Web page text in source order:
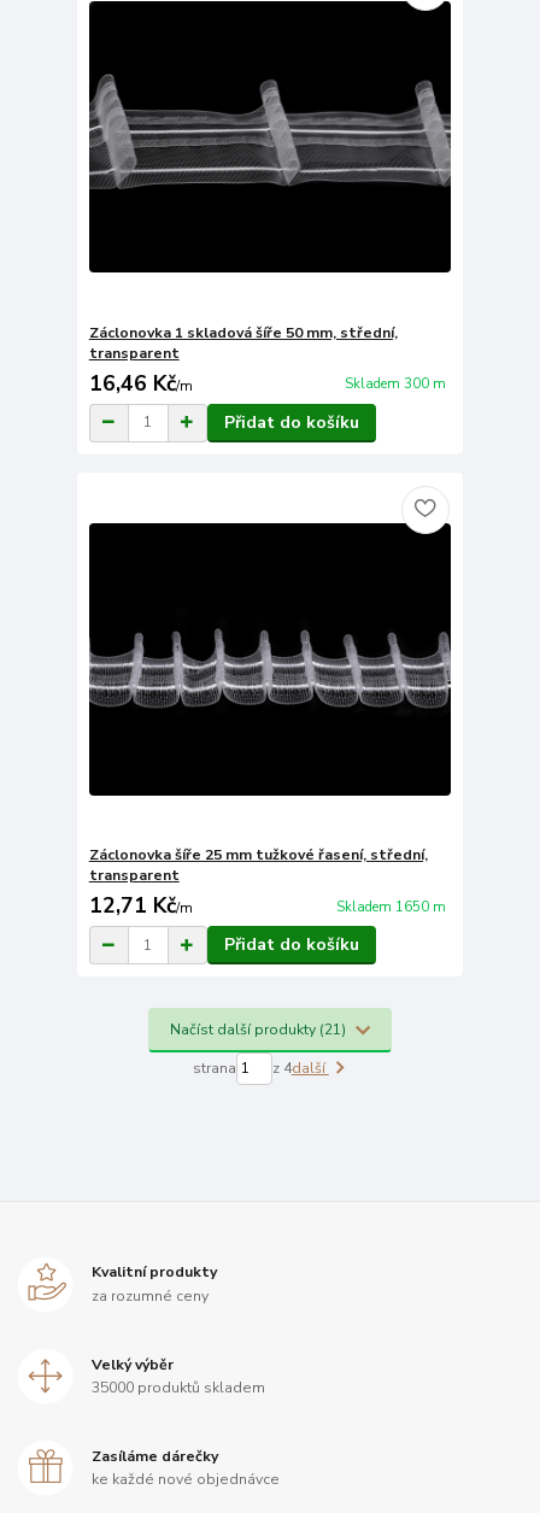
Záclonovka 1 skladová šíře 50 mm, střední,
transparent
16,46 Kč/m Skladem 300 m
Přidat do košíku
Záclonovka šíře 25 mm tužkové řasení, střední,
transparent
12,71 Kč/m Skladem 1650 m
Přidat do košíku
Načíst další produkty (21)
strana z 4další
Kvalitní produkty
za rozumné ceny
Velký výběr
35000 produktů skladem
Zasíláme dárečky
ke každé nové objednávce